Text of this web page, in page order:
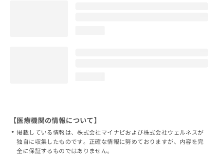
【医療機関の情報について】
掲載している情報は、株式会社マイナビおよび株式会社ウェルネスが
独自に収集したものです。正確な情報に努めておりますが、内容を完
全に保証するものではありません。